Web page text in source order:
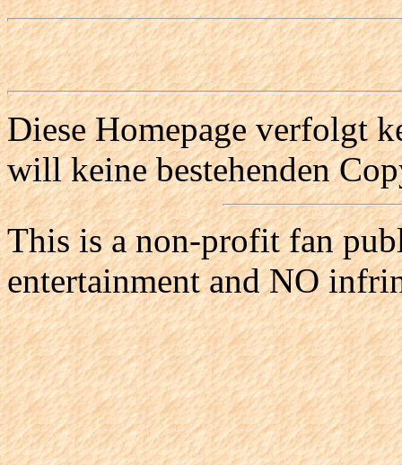
Diese Homepage verfolgt
will keine bestehenden
This is a non-profit fan
entertainment and NO